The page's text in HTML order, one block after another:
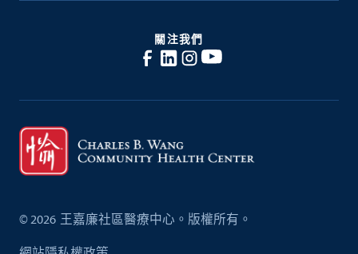
關注我們
© 2026 王嘉廉社區醫療中心。版權所有。